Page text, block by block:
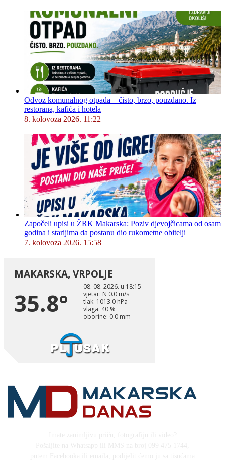
Odvoz komunalnog otpada – čisto, brzo, pouzdano. Iz
restorana, kafića i hotela
8. kolovoza 2026. 11:22
Započeli upisi u ŽRK Makarska: Poziv djevojčicama od osam
godina i starijima da postanu dio rukometne obitelji
7. kolovoza 2026. 15:58